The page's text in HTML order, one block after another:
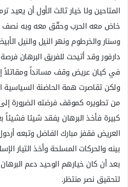
المتاحين ولا خيار ثالث الأول أن يعيد
خاض معه الحرب وحقّق معه وبه نصف
وسنار والخرطوم ونهر النيل والنيل
دارفور وقد أتيحت للفريق البرهان
في كيان عريض وقف مسانداً ومقاتلاً
ولكن تقاصرت همة الحاضنة السياسية
من تطويره كموقف فرضته الضرورة
كبيرة فأخذ البرهان يفقد شيئا فشيئاً
العريض فقفز مبارك الفاضل وتبعه
بينه والحركات المسلحة وأخذ التيار
بعد أن كان خيارهم الوحيد دعم
لتحقيق نصر منتظر.